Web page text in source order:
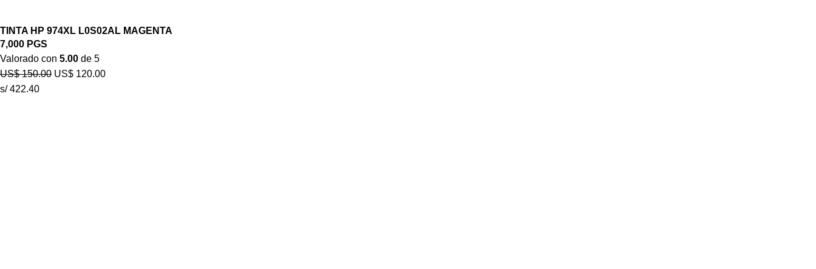
TINTA HP 974XL L0S02AL MAGENTA
7,000 PGS
Valorado con 5.00 de 5
US$150.00 US$ 120.00
s/ 422.40